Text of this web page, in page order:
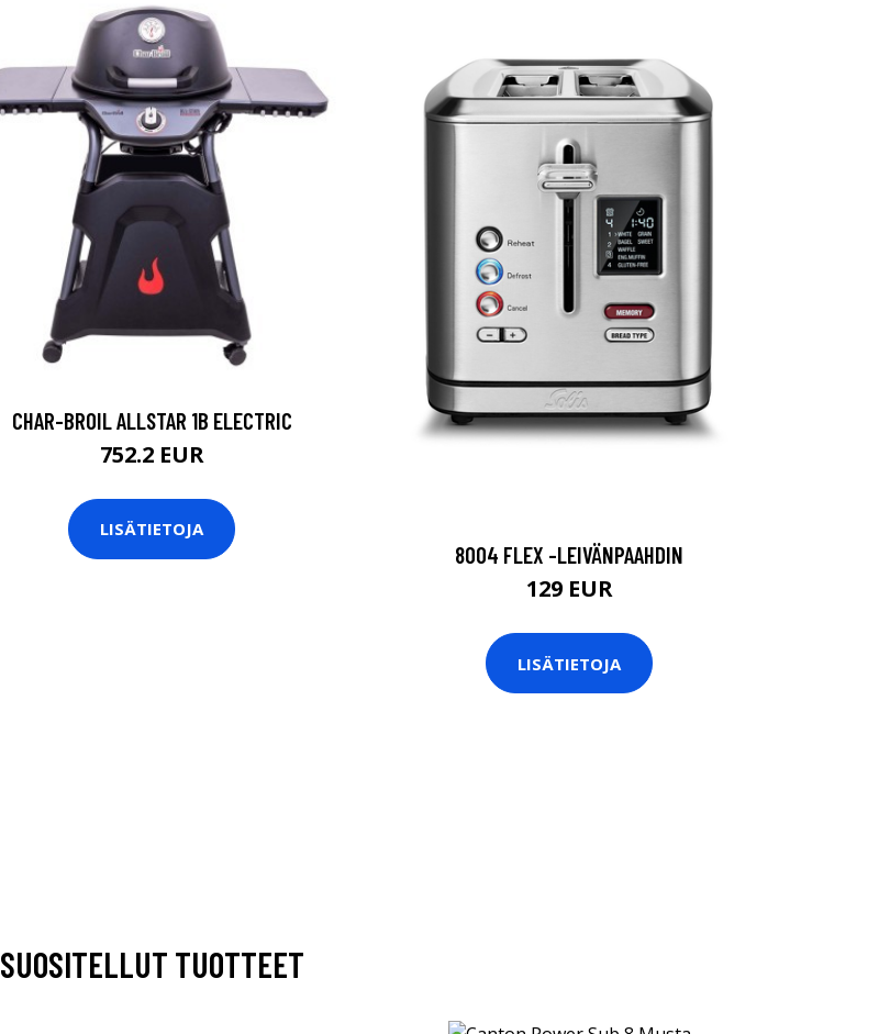
CHAR-BROIL ALLSTAR 1B ELECTRIC
752.2 EUR
LISÄTIETOJA
8004 FLEX -LEIVÄNPAAHDIN
129 EUR
LISÄTIETOJA
SUOSITELLUT TUOTTEET